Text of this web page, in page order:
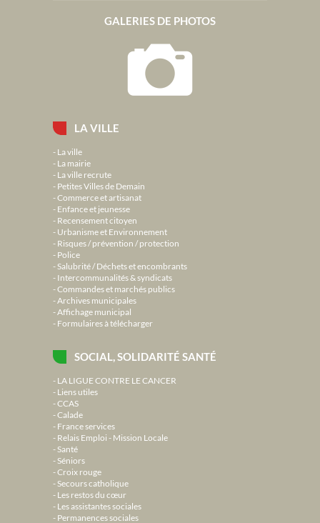
LA VILLE
La ville
La mairie
La ville recrute
Petites Villes de Demain
Commerce et artisanat
Enfance et jeunesse
Recensement citoyen
Urbanisme et Environnement
Risques / prévention / protection
Police
Salubrité / Déchets et encombrants
Intercommunalités & syndicats
Commandes et marchés publics
Archives municipales
Affichage municipal
Formulaires à télécharger
SOCIAL, SOLIDARITÉ SANTÉ
LA LIGUE CONTRE LE CANCER
Liens utiles
CCAS
Calade
France services
Relais Emploi - Mission Locale
Santé
Séniors
Croix rouge
Secours catholique
Les restos du cœur
Les assistantes sociales
Permanences sociales
GALERIES DE PHOTOS